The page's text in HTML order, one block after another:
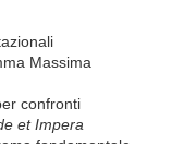
Massima
confronti
et Impera